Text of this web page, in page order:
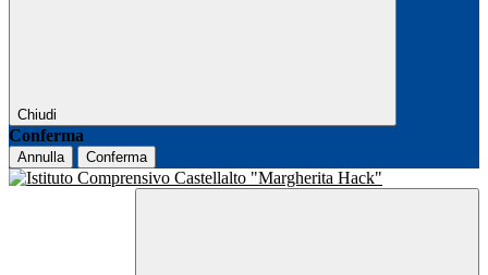
Chiudi
Conferma
Annulla Conferma